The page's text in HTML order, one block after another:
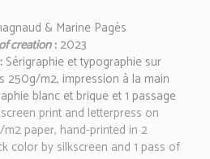
& Marine Pagès
creation:2023
Sérigraphie et typographie sur
250g/m2, impression à la main
blanc et brique et 1 passage
print and letterpress on
paper, hand-printed in 2
color by silkscreen and 1 pass of